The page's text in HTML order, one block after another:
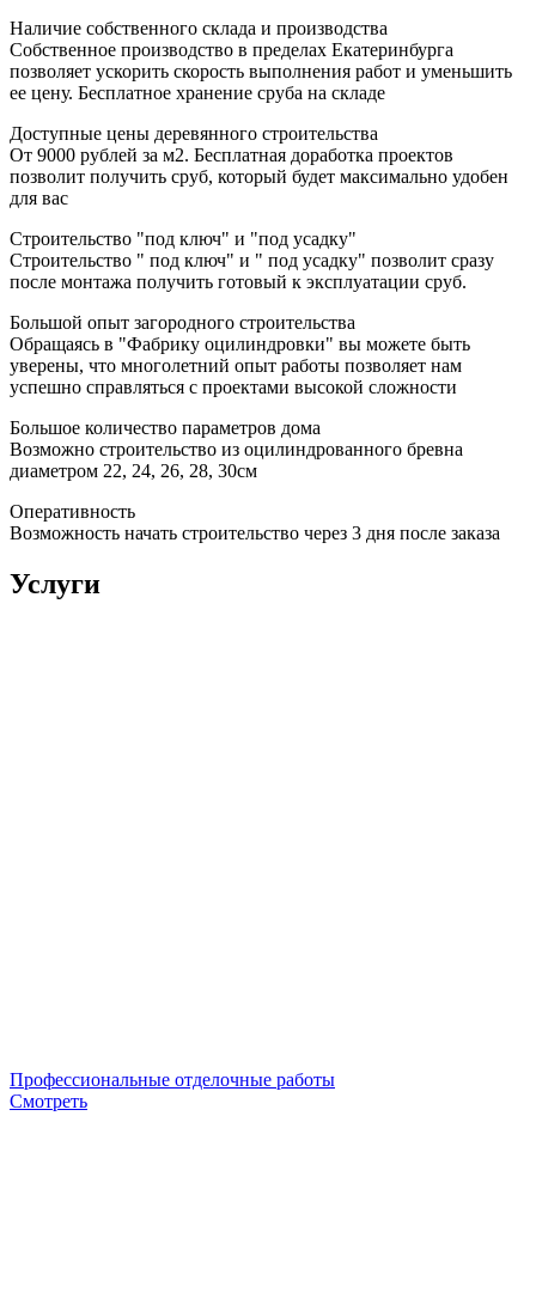
Наличие собственного склада и производства
Собственное производство в пределах Екатеринбурга
позволяет ускорить скорость выполнения работ и уменьшить
ее цену. Бесплатное хранение сруба на складе
Доступные цены деревянного строительства
От 9000 рублей за м2. Бесплатная доработка проектов
позволит получить сруб, который будет максимально удобен
для вас
Строительство "под ключ" и "под усадку"
Строительство " под ключ" и " под усадку" позволит сразу
после монтажа получить готовый к эксплуатации сруб.
Большой опыт загородного строительства
Обращаясь в "Фабрику оцилиндровки" вы можете быть
уверены, что многолетний опыт работы позволяет нам
успешно справляться с проектами высокой сложности
Большое количество параметров дома
Возможно строительство из оцилиндрованного бревна
диаметром 22, 24, 26, 28, 30см
Оперативность
Возможность начать строительство через 3 дня после заказа
Услуги
Профессиональные отделочные работы
Смотреть